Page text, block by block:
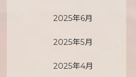
2025年6月
2025年5月
2025年4月